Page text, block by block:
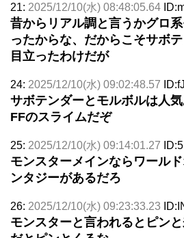
21: 2025/12/10(水) 08:48:05.64
昔からリアル調と言うかグロ
ったからな、だからこそサボ
目立ったわけだが
24: 2025/12/10(水) 09:02:48.57
サボテンダーとモルボルは人気
FFのスライムだぞ
25: 2025/12/10(水) 09:14:01.27
モンスターメインならワール
ンタジーがあるだろ
26: 2025/12/10(水) 09:23:33.23
モンスターと言われるとピン